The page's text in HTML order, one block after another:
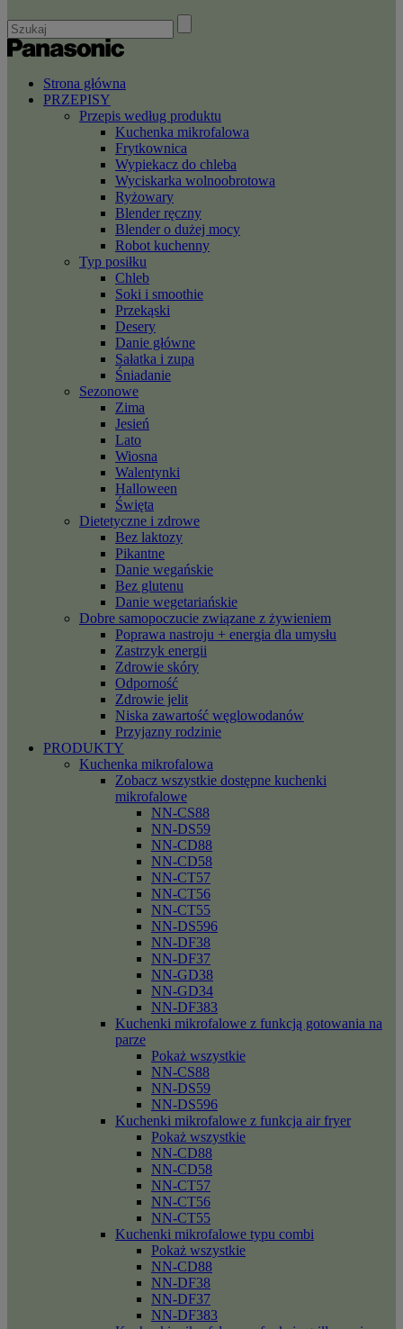
Strona główna
PRZEPISY
Przepis według produktu
Kuchenka mikrofalowa
Frytkownica
Wypiekacz do chleba
Wyciskarka wolnoobrotowa
Ryżowary
Blender ręczny
Blender o dużej mocy
Robot kuchenny
Typ posiłku
Chleb
Soki i smoothie
Przekąski
Desery
Danie główne
Sałatka i zupa
Śniadanie
Sezonowe
Zima
Jesień
Lato
Wiosna
Walentynki
Halloween
Święta
Dietetyczne i zdrowe
Bez laktozy
Pikantne
Danie wegańskie
Bez glutenu
Danie wegetariańskie
Dobre samopoczucie związane z żywieniem
Poprawa nastroju + energia dla umysłu
Zastrzyk energii
Zdrowie skóry
Odporność
Zdrowie jelit
Niska zawartość węglowodanów
Przyjazny rodzinie
PRODUKTY
Kuchenka mikrofalowa
Zobacz wszystkie dostępne kuchenki
mikrofalowe
NN-CS88
NN-DS59
NN-CD88
NN-CD58
NN-CT57
NN-CT56
NN-CT55
NN-DS596
NN-DF38
NN-DF37
NN-GD38
NN-GD34
NN-DF383
Kuchenki mikrofalowe z funkcją gotowania na
parze
Pokaż wszystkie
NN-CS88
NN-DS59
NN-DS596
Kuchenki mikrofalowe z funkcja air fryer
Pokaż wszystkie
NN-CD88
NN-CD58
NN-CT57
NN-CT56
NN-CT55
Kuchenki mikrofalowe typu combi
Pokaż wszystkie
NN-CD88
NN-DF38
NN-DF37
NN-DF383